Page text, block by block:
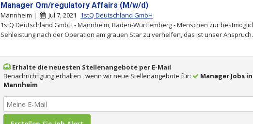
Manager Qm/regulatory Affairs (M/w/d)
Mannheim | Jul 7, 2021
1stQ Deutschland GmbH
1stQ Deutschland GmbH - Mannheim, Baden-Württemberg - Menschen zur
Sehleistung nach der Operation am grauen Star zu verhelfen, das ist unser Anspruch.
Erhalte die neuesten Stellenangebote per E-Mail
Benachrichtigung erhalten , wenn wir neue Stellenangebote für:
Manager Jobs in
Mannheim